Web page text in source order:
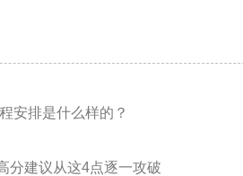
安排是什么样的？
分建议从这4点逐一攻破